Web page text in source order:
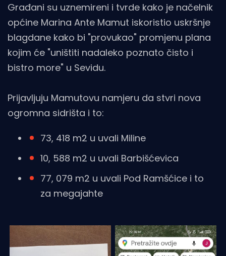
Građani su uznemireni i tvrde kako je načelnik
općine Marina Ante Mamut iskoristio uskršnje
blagdane kako bi "provukao" promjenu plana
kojim će "uništiti nadaleko poznato čisto i
bistro more" u Sevidu.
Prijavljuju Mamutovu namjeru da stvri nova
ogromna sidrišta i to:
73, 418 m2 u uvali Miline
10, 588 m2 u uvali Barbišćevica
77, 079 m2 u uvali Pod Ramšćice i to
za megajahte